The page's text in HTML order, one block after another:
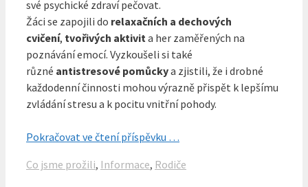
své psychické zdraví pečovat.
Žáci se zapojili do relaxačních a dechových
cvičení, tvořivých aktivita her zaměřených na
poznávání emocí. Vyzkoušeli si také
různé antistresové pomůckya zjistili, že i drobné
každodenní činnosti mohou výrazně přispět k lepšímu
zvládání stresu a k pocitu vnitřní pohody.
Pokračovat ve čtení příspěvku …
Rubriky
Co jsme prožili, Informace, Rodiče